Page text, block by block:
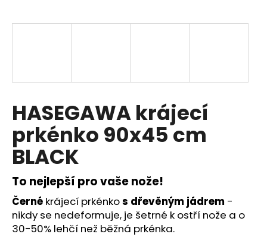
HASEGAWA krájecí
prkénko 90x45 cm
BLACK
To nejlepší pro vaše nože!
Černé krájecí prkénkos dřevěným jádrem -
nikdy se nedeformuje, je šetrné k ostří nože a o
30-50% lehčí než běžná prkénka.
j
?
HLEDAT
D
o
p
o